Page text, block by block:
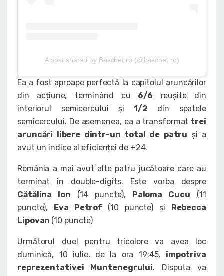
A post shared by Baschet.ro (@baschet.ro)
Ea a fost aproape perfectă la capitolul aruncărilor
din acțiune, terminând cu 6/6 reușite din
interiorul semicercului și 1/2 din spatele
semicercului. De asemenea, ea a transformat trei
aruncări libere dintr-un total de patru și a
avut un indice al eficienței de +24.
România a mai avut alte patru jucătoare care au
terminat în double-digits. Este vorba despre
Cătălina Ion (14 puncte), Paloma Cucu (11
puncte), Eva Petrof (10 puncte) și Rebecca
Lipovan (10 puncte)
Următorul duel pentru tricolore va avea loc
duminică, 10 iulie, de la ora 19:45,împotriva
reprezentativei Muntenegrului. Disputa va